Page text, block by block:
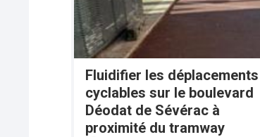
Fluidifier les déplacements
cyclables sur le boulevard
Déodat de Sévérac à
proximité du tramway